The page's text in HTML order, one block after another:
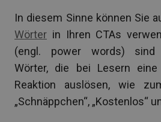
In diesem Sinne können Sie
Wörter in Ihren CTAs
(engl. power words) sind
Wörter, die bei Lesern
Reaktion auslösen, wie
„Schnäppchen“, „Kostenlos“